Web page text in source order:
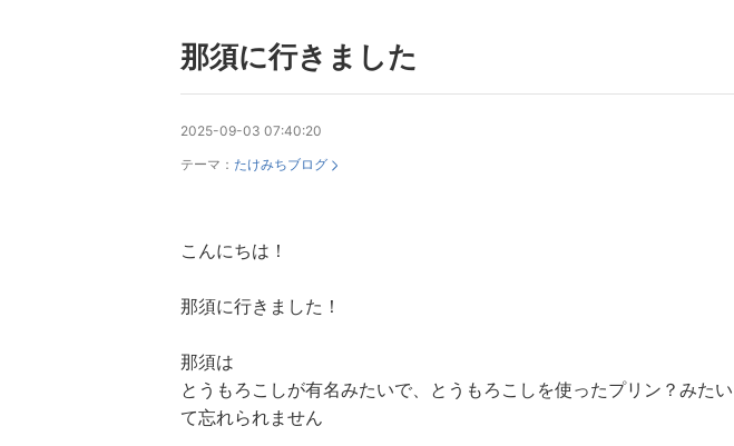
那須に行きました
2025-09-03 07:40:20
テーマ： たけみちブログ
こんにちは！
那須に行きました！
那須は
とうもろこしが有名みたいで、とうもろこしを使ったプリン？みた
て忘れられません